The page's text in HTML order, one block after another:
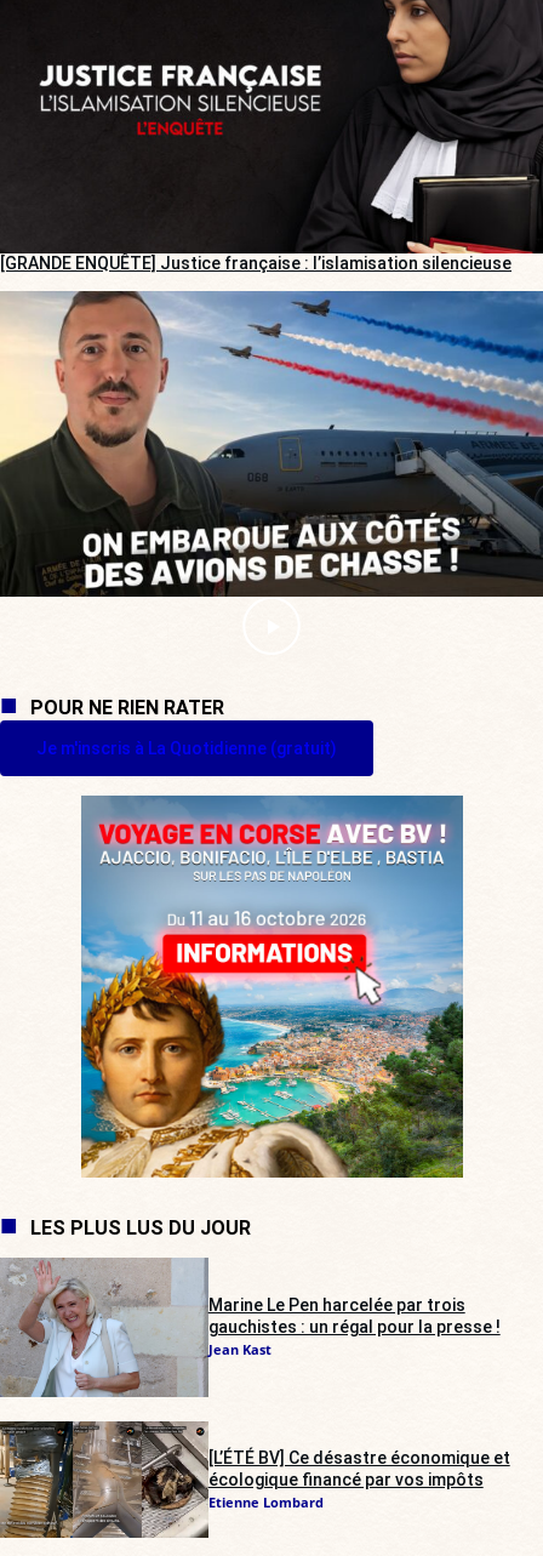
[GRANDE ENQUÊTE] Justice française : l’islamisation silencieuse
POUR NE RIEN RATER
Je m'inscris à La Quotidienne (gratuit)
LES PLUS LUS DU JOUR
Marine Le Pen harcelée par trois
gauchistes : un régal pour la presse !
Jean Kast
[L’ÉTÉ BV] Ce désastre économique et
écologique financé par vos impôts
Etienne Lombard